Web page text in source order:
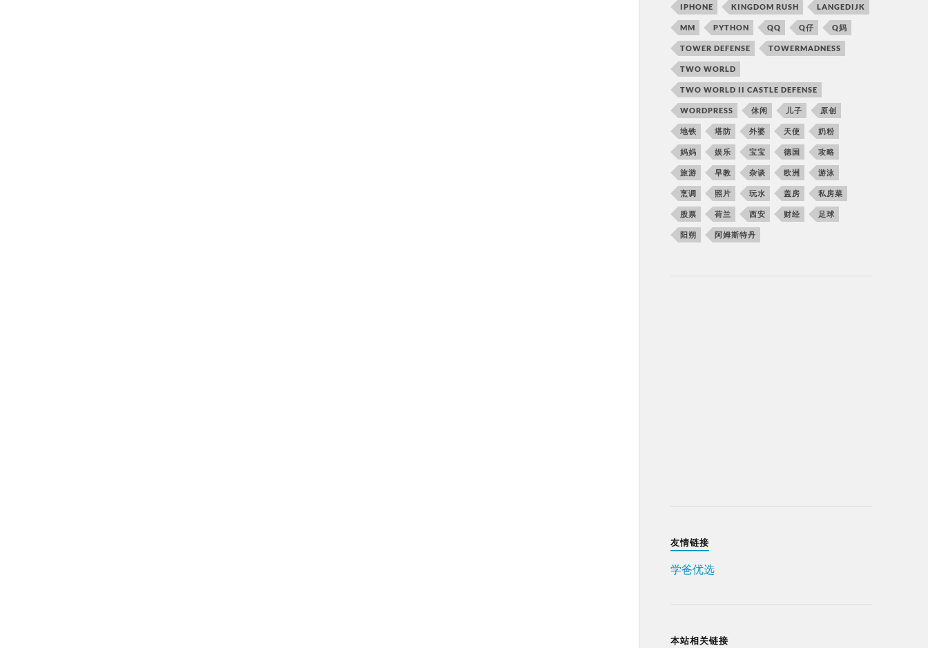
IPHONE KINGDOM RUSH LANGEDIJK
MM PYTHON QQ Q仔 Q妈
TOWER DEFENSE TOWERMADNESS
TWO WORLD
TWO WORLD II CASTLE DEFENSE
WORDPRESS 休闲 儿子 原创
地铁 塔防 外婆 天使 奶粉
妈妈 娱乐 宝宝 德国 攻略
旅游 早教 杂谈 欧洲 游泳
烹调 照片 玩水 盖房 私房菜
股票 荷兰 西安 财经 足球
阳朔 阿姆斯特丹
友情链接
学爸优选
本站相关链接